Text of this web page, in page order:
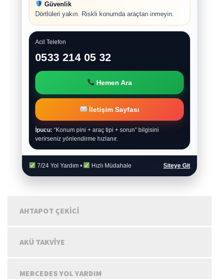
Güvenlik
Dörtlüleri yakın. Riskli konumda araçtan inmeyin.
Acil Telefon
0533 214 05 32
Hemen Ara
İletişim Sayfası
İpucu: “Konum pini + araç tipi + sorun” bilgisini
verirseniz yönlendirme hızlanır.
7/24 Yol Yardım • Hızlı Müdahale Siteye Git
AHTAPOT ÇEKICI
AKÜ TAKVIYE
MERCEDES YOL YARDIM